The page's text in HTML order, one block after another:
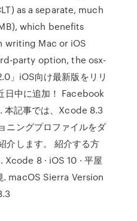
as a separate, much
which benefits
writing Mac or iOS
party option, the osx-
」iOS向け最新版をリリ
日中に追加！ Facebook
本記事では、Xcode 8.3
ニングプロファイルをダ
介します。 紹介する方
8 · iOS 10 · 平屋
. macOS Sierra Version